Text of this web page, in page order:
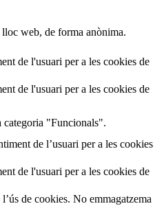
web, de forma anònima.
de l'usuari per a les cookies de
de l'usuari per a les cookies de
categoria "Funcionals".
de l’usuari per a les cookies
de l'usuari per a les cookies de
de cookies. No emmagatzema